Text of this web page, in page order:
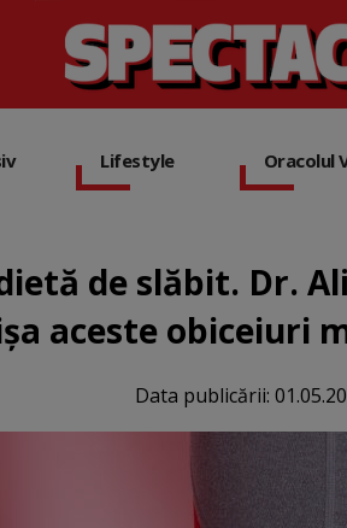
Lifestyle Oracolul
de slăbit. Dr.
aceste obiceiuri
Data publicării: